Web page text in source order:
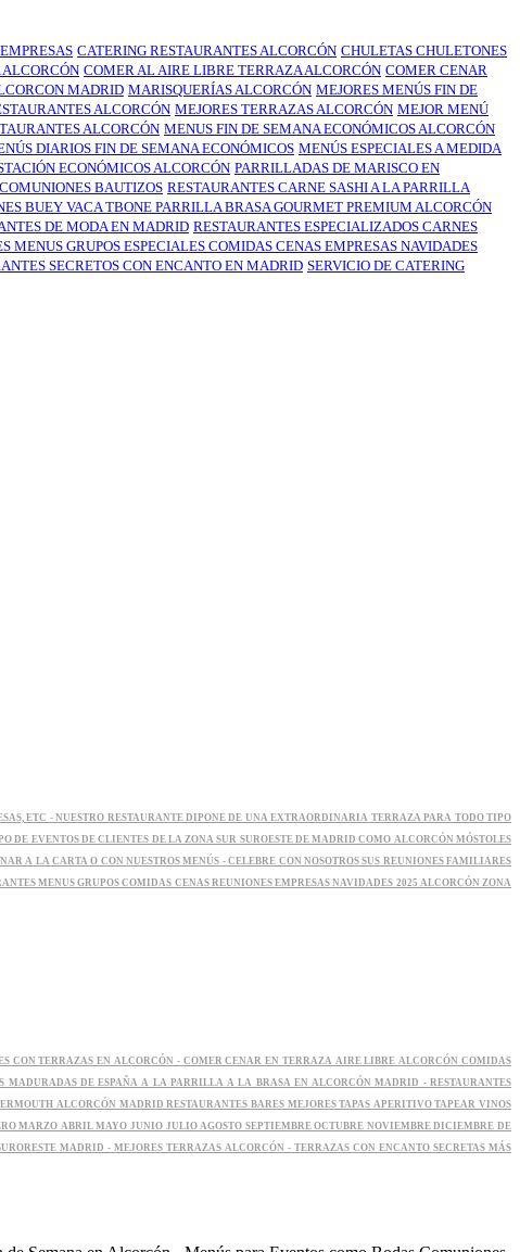
CATERING RESTAURANTES ALCORCÓN CHULETAS CHULETONES
COMER AL AIRE LIBRE TERRAZA ALCORCÓN COMER CENAR
MADRID MARISQUERÍAS ALCORCÓN MEJORES MENÚS FIN DE
ALCORCÓN MEJORES TERRAZAS ALCORCÓN MEJOR MENÚ
ALCORCÓN MENUS FIN DE SEMANA ECONÓMICOS ALCORCÓN
DIARIOS FIN DE SEMANA ECONÓMICOS MENÚS ESPECIALES A MEDIDA
ECONÓMICOS ALCORCÓN PARRILLADAS DE MARISCO EN
BAUTIZOS RESTAURANTES CARNE SASHI A LA PARRILLA
BUEY VACA TBONE PARRILLA BRASA GOURMET PREMIUM ALCORCÓN
DE MODA EN MADRID RESTAURANTES ESPECIALIZADOS CARNES
MENUS GRUPOS ESPECIALES COMIDAS CENAS EMPRESAS NAVIDADES
SECRETOS CON ENCANTO EN MADRID SERVICIO DE CATERING
ETC -NUESTRO RESTAURANTE DIPONE DE UNA EXTRAORDINARIA TERRAZA PARA TODO TIPO
DE EVENTOS DE CLIENTES DE LA ZONA SUR SUROESTE DE MADRID COMO ALCORCÓN MÓSTOLES
A LA CARTA O CON NUESTROS MENÚS -CELEBRE CON NOSOTROS SUS REUNIONES FAMILIARES
MENUS GRUPOS COMIDAS CENAS REUNIONES EMPRESAS NAVIDADES 2025 ALCORCÓN ZONA
CON TERRAZAS EN ALCORCÓN - COMER CENAR EN TERRAZA AIRE LIBRE ALCORCÓN COMIDAS
MADURADAS DE ESPAÑA A LA PARRILLA A LA BRASA EN ALCORCÓN MADRID -RESTAURANTES
ALCORCÓN MADRID RESTAURANTES BARES MEJORES TAPAS APERITIVO TAPEAR VINOS
MARZO ABRIL MAYO JUNIO JULIO AGOSTO SEPTIEMBRE OCTUBRE NOVIEMBRE DICIEMBRE DE
MADRID -MEJORES TERRAZAS ALCORCÓN -TERRAZAS CON ENCANTO SECRETAS MÁS